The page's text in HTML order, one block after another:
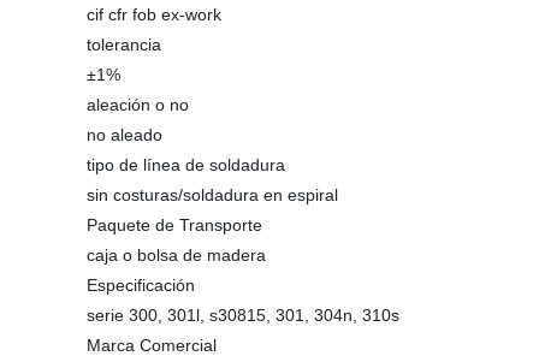
cif cfr fob ex-work
tolerancia
±1%
aleación o no
no aleado
tipo de línea de soldadura
sin costuras/soldadura en espiral
Paquete de Transporte
caja o bolsa de madera
Especificación
serie 300, 301l, s30815, 301, 304n, 310s
Marca Comercial